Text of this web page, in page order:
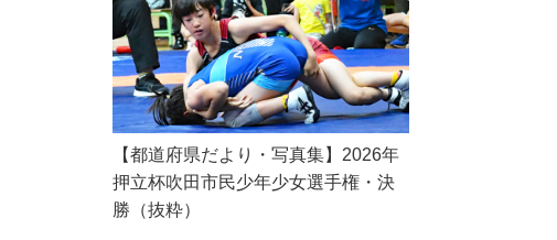
【都道府県だより・写真集】2026年
押立杯吹田市民少年少女選手権・決
勝（抜粋）